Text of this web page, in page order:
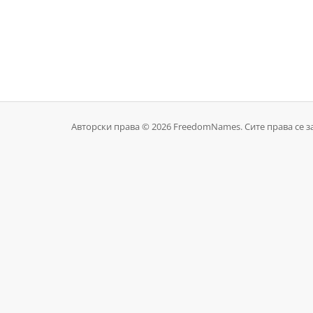
Авторски права © 2026 FreedomNames. Сите права се